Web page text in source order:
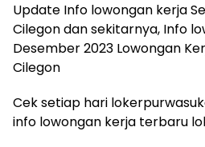
Update Info lowongan kerja
Cilegon dan sekitarnya, Info
Desember 2023 Lowongan
Cilegon
Cek setiap hari
info lowongan kerja terbaru